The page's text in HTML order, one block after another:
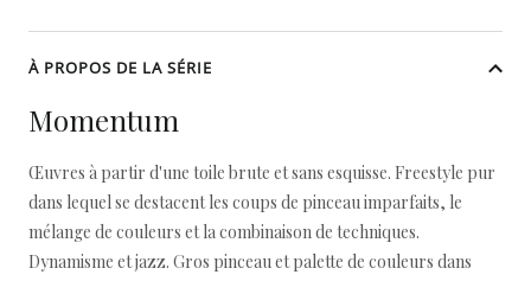
À PROPOS DE LA SÉRIE
Momentum
Œuvres à partir d'une toile brute et sans esquisse. Freestyle pur
dans lequel se destacent les coups de pinceau imparfaits, le
mélange de couleurs et la combinaison de techniques.
Dynamisme et jazz. Gros pinceau et palette de couleurs dans